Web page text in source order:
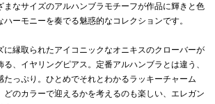
まなサイズのアルハンブラモチーフが作品に輝きと色
ーモニーを奏でる魅惑的なコレクションです。
に縁取られたアイコニックなオニキスのクローバーが
、イヤリングピアス。定番アルハンブラとは違う、
たっぷり。ひとめでそれとわかるラッキーチャーム
どのカラーで迎えるかを考えるのも楽しい、エレガン